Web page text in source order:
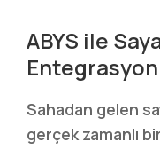
ABYS ile
Entegrasyon
Sahadan gelen
gerçek zamanlı